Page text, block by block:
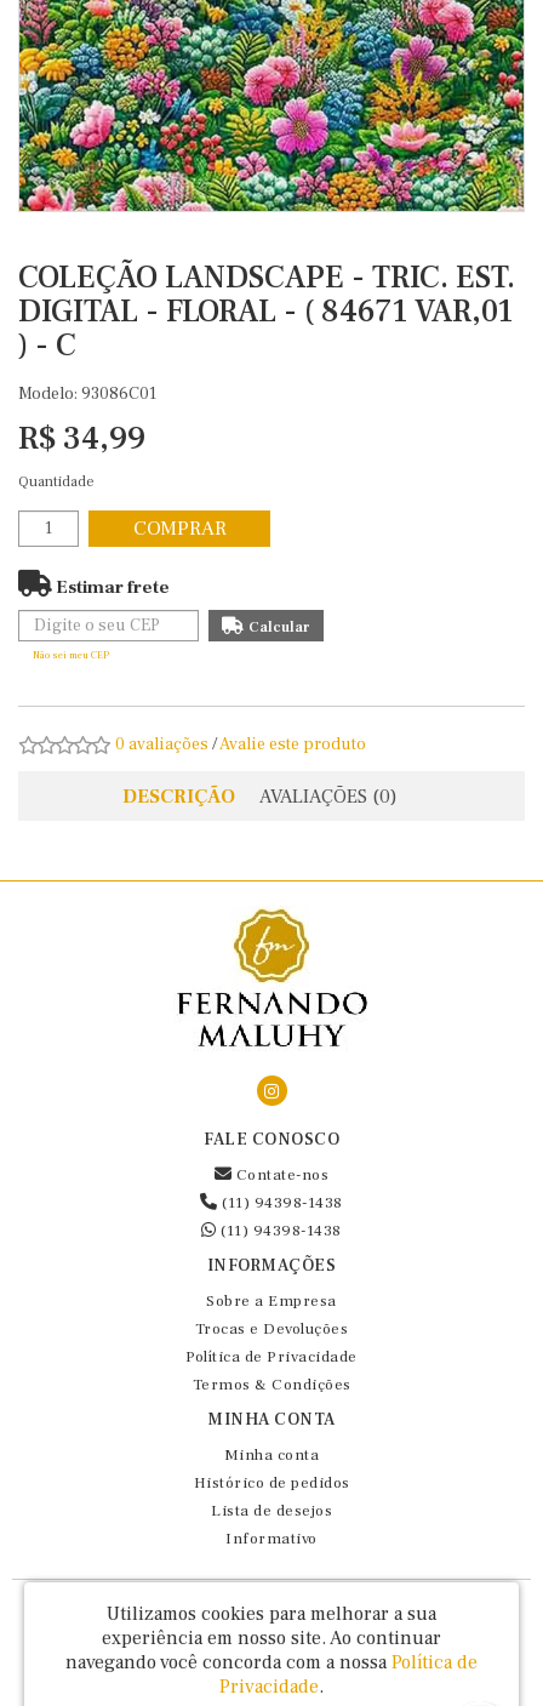
COLEÇÃO LANDSCAPE - TRIC. EST.
DIGITAL - FLORAL - ( 84671 VAR,01
) - C
Modelo: 93086C01
R$ 34,99
Quantidade
COMPRAR
Estimar frete
Não sei meu CEP
0 avaliações /Avalie este produto
DESCRIÇÃO AVALIAÇÕES (0)
FALE CONOSCO
Contate-nos
(11) 94398-1438
(11) 94398-1438
INFORMAÇÕES
Sobre a Empresa
Trocas e Devoluções
Política de Privacidade
Termos & Condições
MINHA CONTA
Minha conta
Histórico de pedidos
Lista de desejos
Informativo
Fernando Maluhy Cia Ltda - CNPJ: 60.458.825/0001-86
Rua Dr Euclydes da Cunha, 47 - Brás - São Paulo / SP - CEP 03016-030
Utilizamos cookies para melhorar a sua
experiência em nosso site. Ao continuar
navegando você concorda com a nossa Política de
Privacidade.